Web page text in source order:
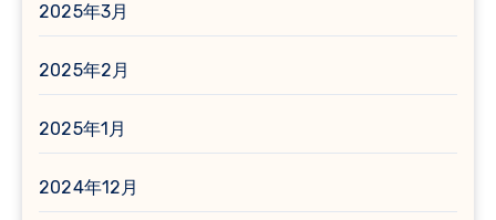
2025年3月
2025年2月
2025年1月
2024年12月